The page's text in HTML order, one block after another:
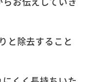
と除去すること